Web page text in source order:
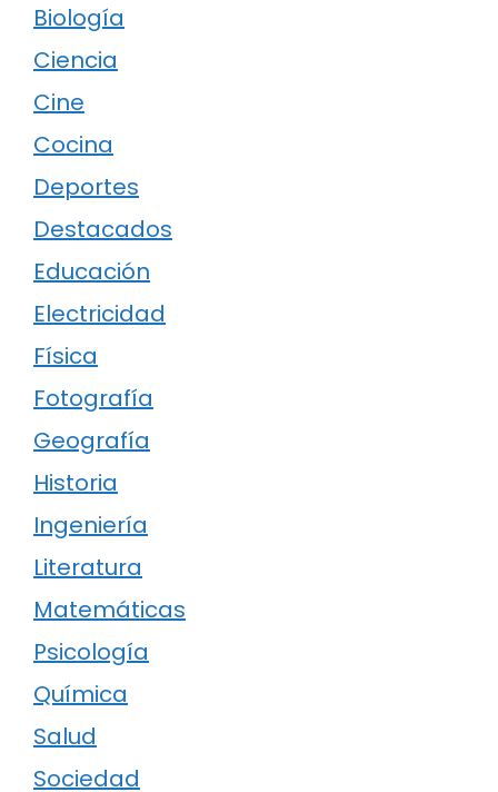
Biología
Ciencia
Cine
Cocina
Deportes
Destacados
Educación
Electricidad
Física
Fotografía
Geografía
Historia
Ingeniería
Literatura
Matemáticas
Psicología
Química
Salud
Sociedad